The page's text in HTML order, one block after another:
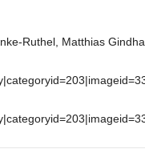
Ruthel, Matthias